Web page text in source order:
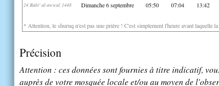
24 Rabi' al-awwal 1448 Dimanche 6 septembre 05:50 07:04 13:42
* Attention, le shuruq n'est pas une prière ! C'est simplement l'heure avant laquelle
Précision
Attention : ces données sont fournies à titre indicatif,
auprès de votre mosquée locale et/ou au moyen de